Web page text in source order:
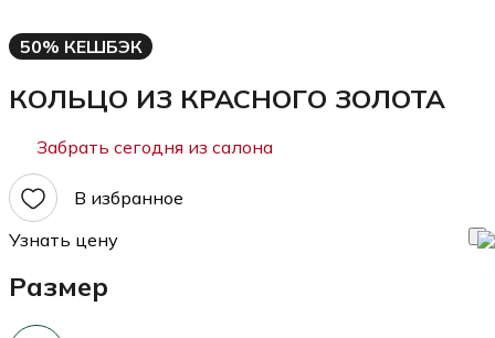
50% КЕШБЭК
КОЛЬЦО ИЗ КРАСНОГО ЗОЛОТА
Забрать сегодня из салона
В избранное
Узнать цену
Размер